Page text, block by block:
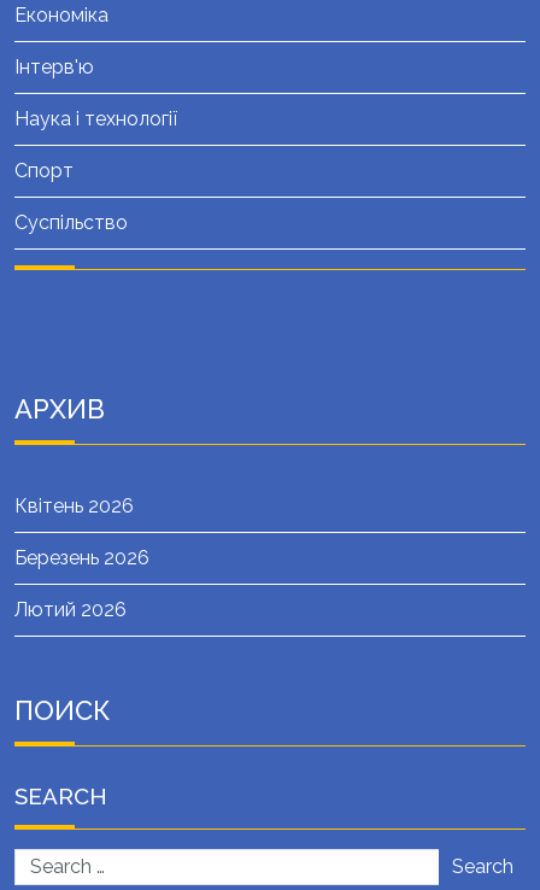
Економіка
Інтерв'ю
Наука і технології
Спорт
Суспільство
АРХИВ
Квітень 2026
Березень 2026
Лютий 2026
ПОИСК
SEARCH
Search